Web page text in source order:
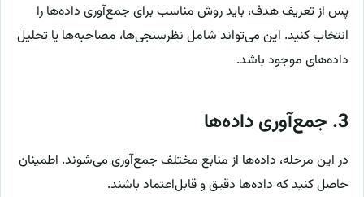
پس از تعریف هدف، باید روش مناسب برای جمع‌آوری داده‌ها را
انتخاب کنید. این می‌تواند شامل نظرسنجی‌ها، مصاحبه‌ها یا تحلیل
داده‌های موجود باشد.
3. جمع‌آوری داده‌ها
در این مرحله، داده‌ها از منابع مختلف جمع‌آوری می‌شوند. اطمینان
حاصل کنید که داده‌ها دقیق و قابل‌اعتماد باشند.